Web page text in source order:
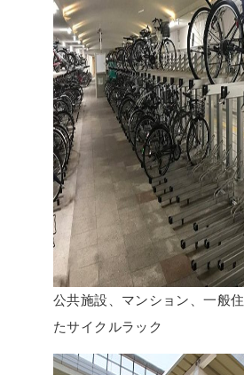
公共施設、マンション、一般
たサイクルラック